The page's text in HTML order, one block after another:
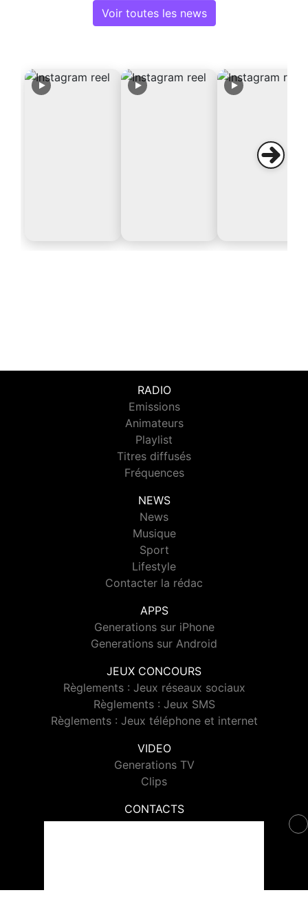
Voir toutes les news
RADIO
Emissions
Animateurs
Playlist
Titres diffusés
Fréquences
NEWS
News
Musique
Sport
Lifestyle
Contacter la rédac
APPS
Generations sur iPhone
Generations sur Android
JEUX CONCOURS
Règlements : Jeux réseaux sociaux
Règlements : Jeux SMS
Règlements : Jeux téléphone et internet
VIDEO
Generations TV
Clips
CONTACTS
Contacter Generations